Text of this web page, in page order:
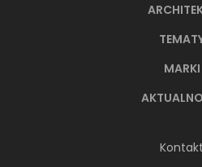
MARKI
Kontakt